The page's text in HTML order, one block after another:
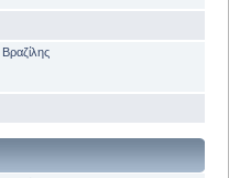
Βραζίλης